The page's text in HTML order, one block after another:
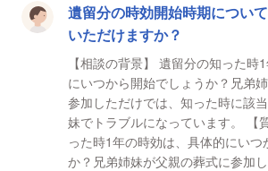
遺留分の時効開始時期につい
いただけますか？
【相談の背景】 遺留分の知った時
にいつから開始でしょうか？兄弟
参加しただけでは、知った時に該
妹でトラブルになっています。 【質問1】 遺留分の知
った時1年の時効は、具体的にいつ
か？兄弟姉妹が父親の葬式に参加